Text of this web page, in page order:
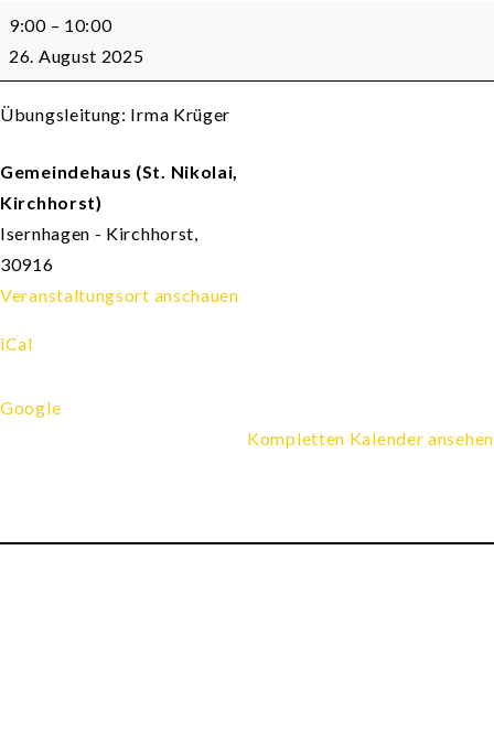
Wirbelsäulengymnastik
Damen/Herren
9:00 – 10:00
26. August 2025
Übungsleitung: Irma Krüger
Gemeindehaus (St. Nikolai,
Kirchhorst)
Isernhagen - Kirchhorst,
30916
Veranstaltungsort anschauen
iCal
Google
Kompletten Kalender ansehen